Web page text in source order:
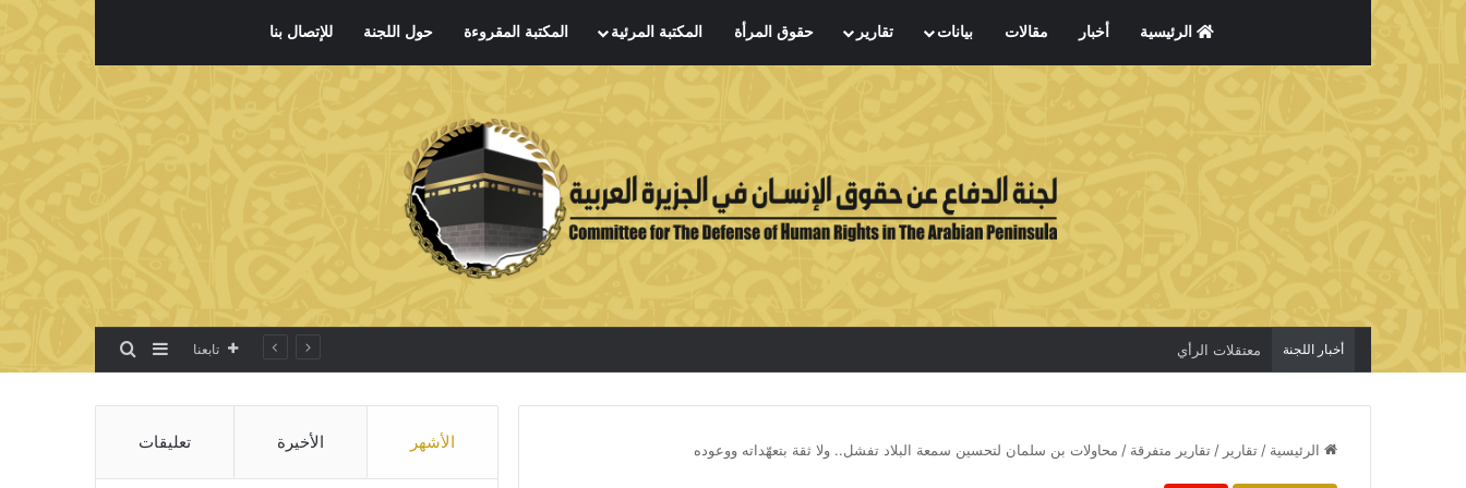
الرئيسية أخبار مقالات بيانات تقارير حقوق المرأة المكتبة المرئية المكتبة المقروءة حول اللجنة للإتصال بنا
أخبار اللجنة معتقلات الرأي تابعنا إضافة عمود جانبي
بحث عن
الرئيسية / تقارير / تقارير متفرقة / محاولات بن سلمان لتحسين سمعة البلاد تفشل.. ولا ثقة بتعهّداته ووعوده الأشهر الأخيرة تعليقات